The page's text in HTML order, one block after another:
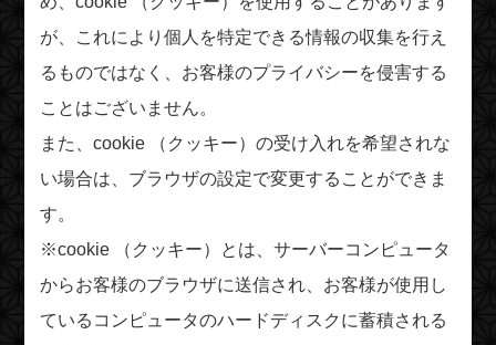
が、これにより個人を特定できる情報の収集を行え
るものではなく、お客様のプライバシーを侵害する
ことはございません。
また、cookie （クッキー）の受け入れを希望されな
い場合は、ブラウザの設定で変更することができま
す。
※cookie （クッキー）とは、サーバーコンピュータ
からお客様のブラウザに送信され、お客様が使用し
ているコンピュータのハードディスクに蓄積される